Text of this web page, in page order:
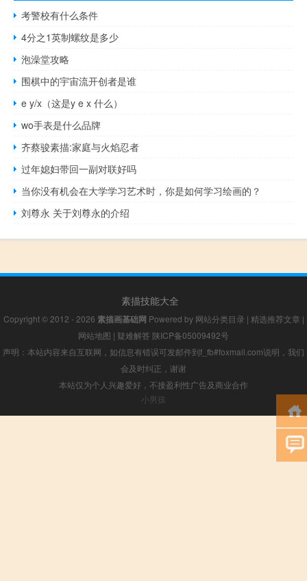
考警校有什么条件
4分之1英制螺纹是多少
泡澡堂攻略
围棋中的宇宙流开创者是谁
e y/x（这是y e x 什么）
wo手表是什么品牌
齐蔡骏素描:家庭与火焰忍者
过年媳妇带回一副对联好吗
当你没有机会在大学学习艺术时，你是如何学习绘画的？
刘尊永 关于刘尊永的介绍
素描技能大全
Copyright © 2012 - 2026 素描画基础网 Powered by 网站分类目录 | 精选推荐文章 |
网站地图 | 疑难解答 陕ICP备05009492号
声明：本站内容来自互联网，如信息有错误可发邮件到f_fb#foxmail.com说明，我们
会及时纠正，谢谢
本站仅为个人兴趣爱好，不接盈利性广告及商业合作
小男孩